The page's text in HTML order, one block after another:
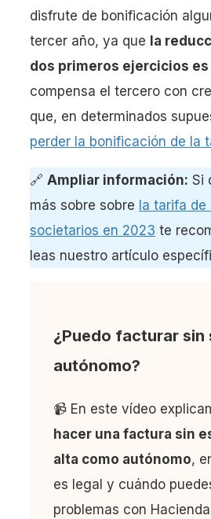
disfrute de bonificación
tercer año, ya que la
dos primeros ejercicios
compensa el tercero con
que, en determinados
perder la bonificación de la
🔗 Ampliar información: Si
más sobre sobre la tarifa
societarios en 2023 te
leas nuestro artículo
¿Puedo facturar sin
autónomo?
📹 En este vídeo
hacer una factura sin
alta como autónomo,
es legal y cuándo
problemas con